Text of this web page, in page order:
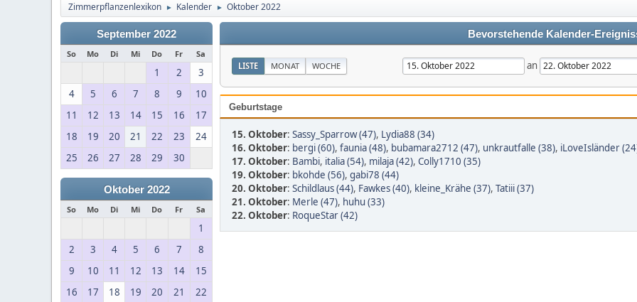
Zimmerpflanzenlexikon ► Kalender ► Oktober 2022
September 2022
So Mo Di Mi Do Fr Sa
1 2
3
4
5 6 7 8 9
10
11
12 13 14 15 16
17
18
19 20 21 22 23
24
25
26 27 28 29 30
Oktober 2022
So Mo Di Mi Do Fr Sa
1
2
3 4 5 6 7
8
9
10 11 12 13 14
15
16
17 18 19 20 21 22
Bevorstehende Kalender-
LISTE MONAT WOCHE an
Geburtstage
15. Oktober: Sassy_Sparrow (47), Lydia88 (34)
16. Oktober: bergi (60), faunia (48), bubamara2712 (47), unkrautfalle (38), iLoveIsländer
17. Oktober: Bambi, italia (54), milaja (42), Colly1710 (35)
19. Oktober: bkohde (56), gabi78 (44)
20. Oktober: Schildlaus (44), Fawkes (40), kleine_Krähe (37), Tatiii (37)
21. Oktober: Merle (47), huhu (33)
22. Oktober: RoqueStar (42)